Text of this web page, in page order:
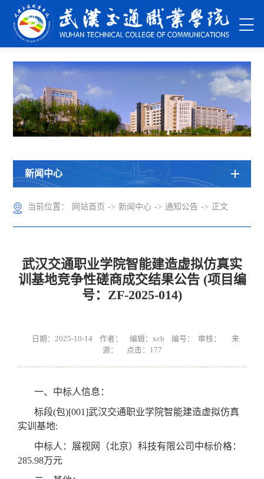
新闻中心
当前位置： 网站首页 -> 新闻中心 -> 通知公告 -> 正文
武汉交通职业学院智能建造虚拟仿真实
训基地竞争性磋商成交结果公告 (项目编
号：ZF-2025-014)
日期：2025-10-14 作者： 编辑：xcb 编号： 审核： 来
源： 点击：
177
一、中标人信息：
标段(包)[001]武汉交通职业学院智能建造虚拟仿真
实训基地:
中标人：展视网（北京）科技有限公司中标价格：
285.98万元